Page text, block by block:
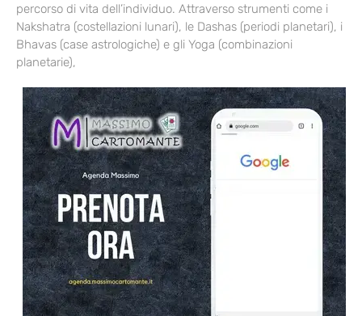
percorso di vita dell’individuo. Attraverso strumenti come i
Nakshatra (costellazioni lunari), le Dashas (periodi planetari), i
Bhavas (case astrologiche) e gli Yoga (combinazioni
planetarie),